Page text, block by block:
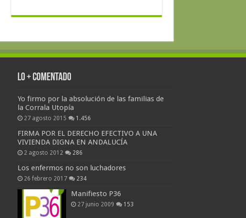
Lo + Comentado
Yo firmo por la absolución de las familias de
la Corrala Utopía
27 agosto 2015 1.456
FIRMA POR EL DERECHO EFECTIVO A UNA
VIVIENDA DIGNA EN ANDALUCÍA
2 agosto 2012 286
Los enfermos no son luchadores
26 febrero 2017 234
Manifiesto P36
27 junio 2009 153